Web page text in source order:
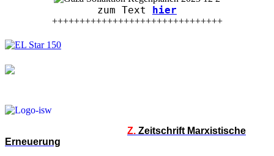
zum Text hier
+++++++++++++++++++++++++++++++
Z. Zeitschrift Marxistische
Erneuerung